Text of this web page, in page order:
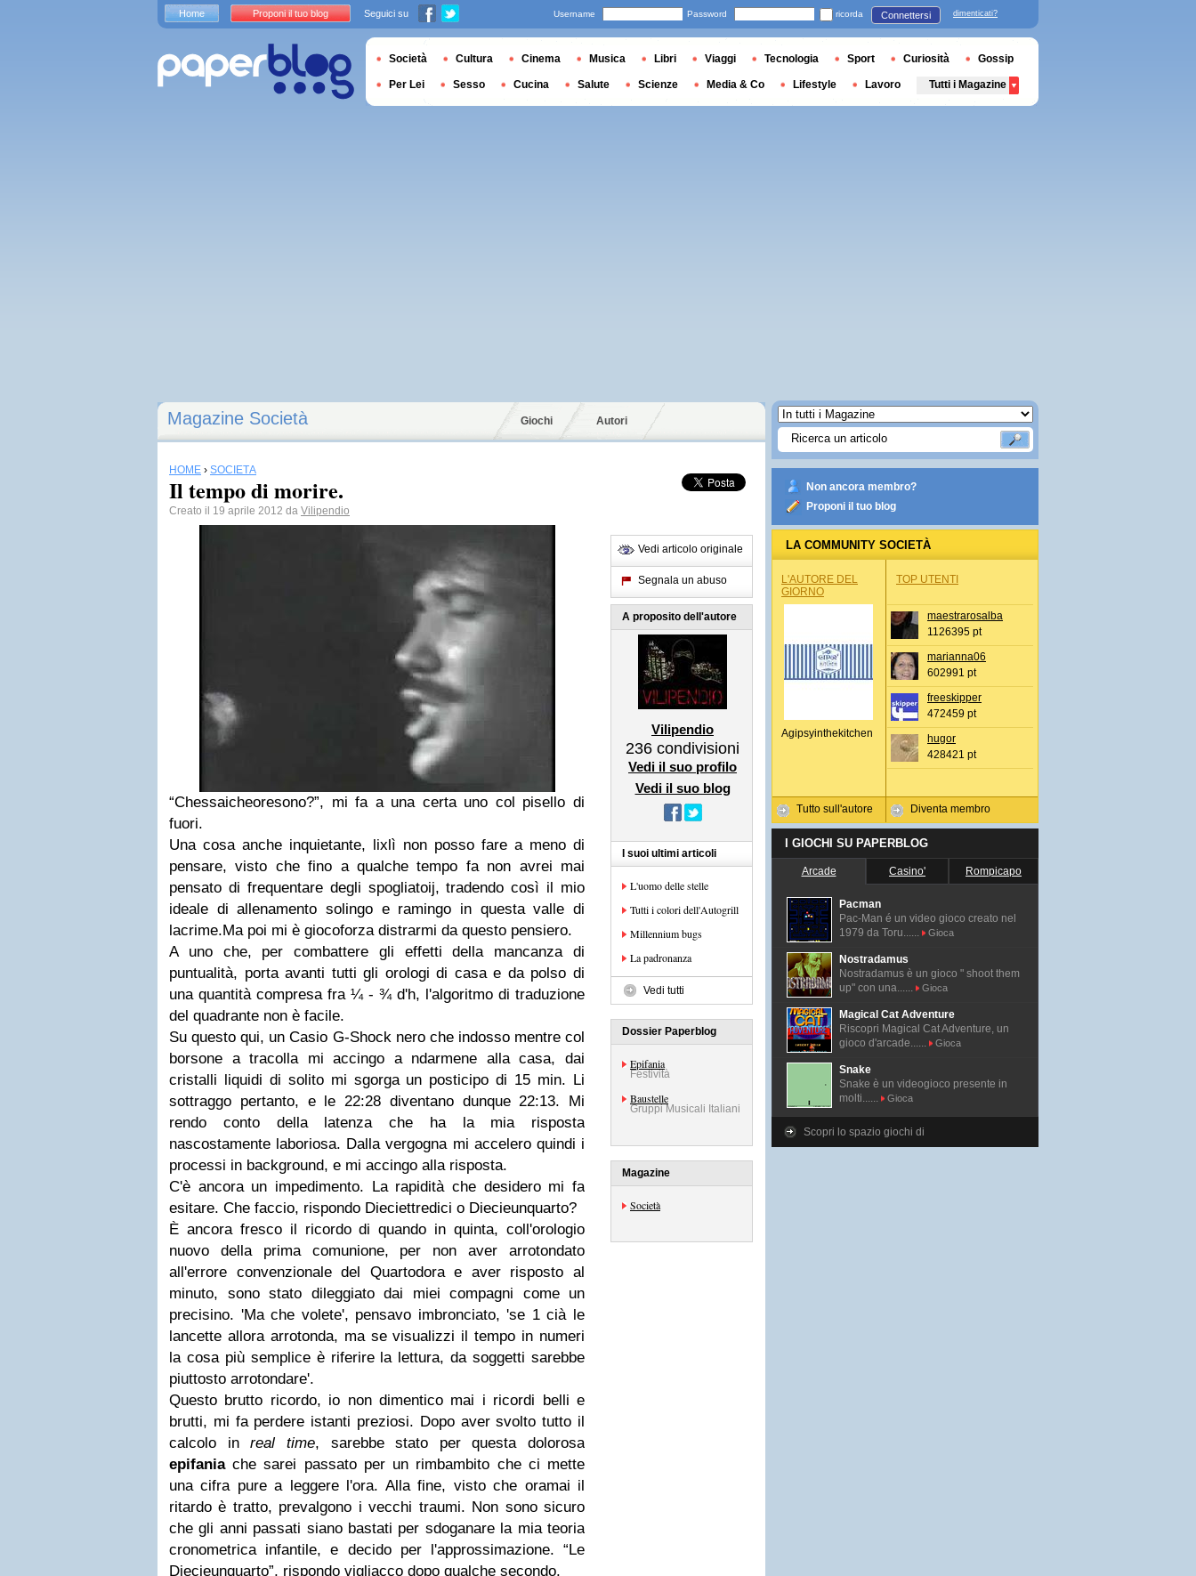
Magazine Società Giochi Autori
HOME › SOCIETÀ
Il tempo di morire.
Creato il 19 aprile 2012 da Vilipendio
“Chessaicheoresono?”, mi fa a una certa uno col pisello di
fuori.
Una cosa anche inquietante, lixlì non posso fare a meno di
pensare, visto che fino a qualche tempo fa non avrei mai
pensato di frequentare degli spogliatoij, tradendo così il mio
ideale di allenamento solingo e ramingo in questa valle di
lacrime.Ma poi mi è giocoforza distrarmi da questo pensiero.
A uno che, per combattere gli effetti della mancanza di
puntualità, porta avanti tutti gli orologi di casa e da polso di
una quantità compresa fra ¼ - ¾ d'h, l'algoritmo di traduzione
del quadrante non è facile.
Su questo qui, un Casio G-Shock neroche indosso mentre col
borsone a tracolla mi accingo a ndarmene alla casa, dai
cristalli liquidi di solito mi sgorga un posticipo di 15 min. Li
sottraggo pertanto, e le 22:28 diventano dunque 22:13. Mi
rendo conto della latenza che ha la mia risposta
nascostamente laboriosa. Dalla vergogna mi accelero quindi i
processi in background, e mi accingo alla risposta.
C'è ancora un impedimento. La rapidità che desidero mi fa
esitare. Che faccio, rispondo Dieciettredici o Diecieunquarto?
È ancora fresco il ricordo di quando in quinta, coll'orologio
nuovo della prima comunione, per non aver arrotondato
all'errore convenzionale del Quartodora e aver risposto al
minuto, sono stato dileggiato dai miei compagni come un
precisino. 'Ma che volete', pensavo imbronciato, 'se 1 cià le
lancette allora arrotonda, ma se visualizzi il tempo in numeri
la cosa più semplice è riferire la lettura, da soggetti sarebbe
piuttosto arrotondare'.
Questo brutto ricordo, io non dimentico mai i ricordi belli e
brutti, mi fa perdere istanti preziosi. Dopo aver svolto tutto il
calcolo inreal time, sarebbe stato per questa dolorosa
epifaniache sarei passato per un rimbambito che ci mette
una cifra pure a leggere l'ora. Alla fine, visto che oramai il
ritardo è tratto, prevalgono i vecchi traumi. Non sono sicuro
che gli anni passati siano bastati per sdoganare la mia teoria
cronometrica infantile, e decido per l'approssimazione. “Le
Diecieunquarto”, rispondo vigliacco dopo qualche secondo.
Vedi articolo originale
Segnala un abuso
A proposito dell'autore
Vilipendio
236 condivisioni
Vedi il suo profilo
Vedi il suo blog
I suoi ultimi articoli
L'uomo delle stelle
Tutti i colori dell'Autogrill
Millennium bugs
La padronanza
Vedi tutti
Dossier Paperblog
Epifania
Festività
Baustelle
Gruppi Musicali Italiani
Magazine
Società
Non ancora membro?
Proponi il tuo blog
LA COMMUNITY SOCIETÀ
L'AUTORE DEL
GIORNO
Agipsyinthekitchen
Tutto sull'autore
TOP UTENTI
maestrarosalba
1126395 pt
marianna06
602991 pt
freeskipper
472459 pt
hugor
428421 pt
Diventa membro
I GIOCHI SU PAPERBLOG
Arcade Casino' Rompicapo
Pacman
Pac-Man é un video gioco creato nel
1979 da Toru......
Gioca
Nostradamus
Nostradamus è un gioco " shoot them
up" con una......
Gioca
Magical Cat Adventure
Riscopri Magical Cat Adventure, un
gioco d'arcade......
Gioca
Snake
Snake è un videogioco presente in
molti......
Gioca
Scopri lo spazio giochi di
Home Proponi il tuo blog Seguici su Username Password ricorda Connettersi dimenticati?
Società Cultura Cinema Musica Libri Viaggi Tecnologia Sport Curiosità Gossip
Per Lei Sesso Cucina Salute Scienze Media & Co Lifestyle Lavoro Tutti i Magazine